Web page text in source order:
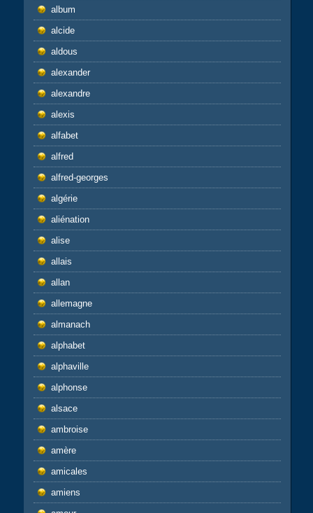
album
alcide
aldous
alexander
alexandre
alexis
alfabet
alfred
alfred-georges
algérie
aliénation
alise
allais
allan
allemagne
almanach
alphabet
alphaville
alphonse
alsace
ambroise
amère
amicales
amiens